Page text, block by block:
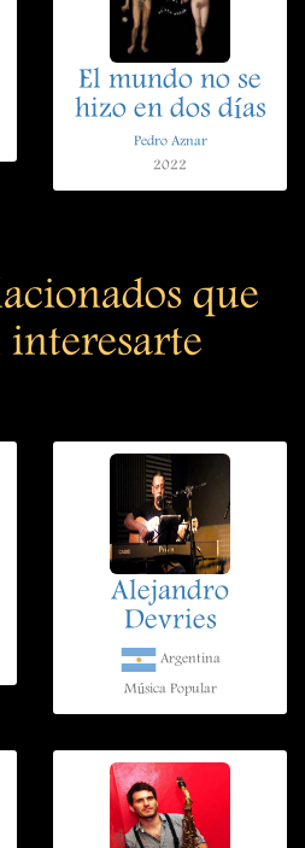
El mundo no se
hizo en dos días
Pedro Aznar
2022
que
Alejandro
Devries
Argentina
Música Popular